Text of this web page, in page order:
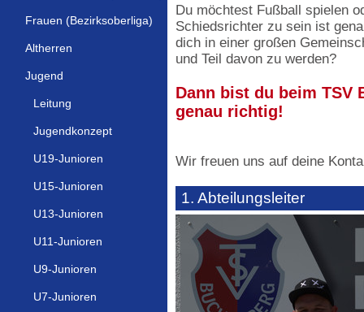
Frauen (Bezirksoberliga)
Altherren
Jugend
Leitung
Jugendkonzept
U19-Junioren
U15-Junioren
U13-Junioren
U11-Junioren
U9-Junioren
U7-Junioren
Du möchtest Fußball spielen
Schiedsrichter zu sein ist
dich in einer großen
und Teil davon zu werden?
Dann bist du beim TSV
genau richtig!
Wir freuen uns auf deine
1. Abteilungsleiter